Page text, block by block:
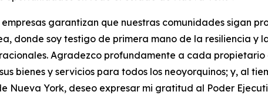
empresas garantizan que nuestras comunidades sigan
donde soy testigo de primera mano de la resiliencia y
Agradezco profundamente a cada
y servicios para todos los neoyorquinos; y, al
Nueva York, deseo expresar mi gratitud al Poder